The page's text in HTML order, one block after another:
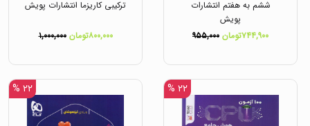
ششم به هفتم انتشارات
پویش
۷۴۴,۹۰۰تومان
۹۵۵,۰۰۰
ترکیبی کاریزما انتشارات پویش
۸۰۰,۰۰۰تومان ۱,۰۰۰,۰۰۰
۲۲ % ۲۲ %